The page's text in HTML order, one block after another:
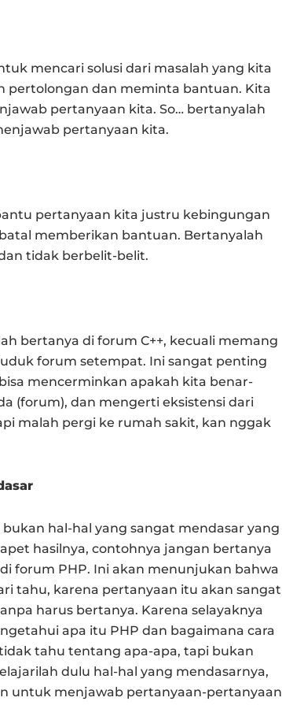
mencari solusi dari masalah yang kita
pertolongan dan meminta bantuan. Kita
pertanyaan kita. So… bertanyalah
pertanyaan kita.
pertanyaan kita justru kebingungan
memberikan bantuan. Bertanyalah
tidak berbelit-belit.
bertanya di forum C++, kecuali memang
forum setempat. Ini sangat penting
mencerminkan apakah kita benar-
(forum), dan mengerti eksistensi dari
malah pergi ke rumah sakit, kan nggak
hal-hal yang sangat mendasar yang
hasilnya, contohnya jangan bertanya
forum PHP. Ini akan menunjukan bahwa
tahu, karena pertanyaan itu akan sangat
harus bertanya. Karena selayaknya
apa itu PHP dan bagaimana cara
tahu tentang apa-apa, tapi bukan
dulu hal-hal yang mendasarnya,
untuk menjawab pertanyaan-pertanyaan